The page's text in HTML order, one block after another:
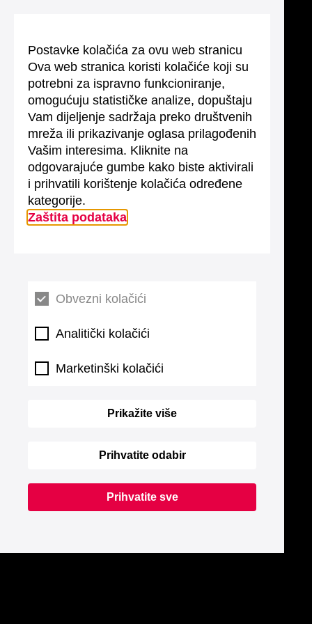
Postavke kolačića za ovu web stranicu
Ova web stranica koristi kolačiće koji su
potrebni za ispravno funkcioniranje,
omogućuju statističke analize, dopuštaju
Vam dijeljenje sadržaja preko društvenih
mreža ili prikazivanje oglasa prilagođenih
Vašim interesima. Kliknite na
odgovarajuće gumbe kako biste aktivirali
i prihvatili korištenje kolačića određene
kategorije.
Zaštita podataka
Obvezni kolačići
Analitički kolačići
Marketinški kolačići
Prikažite više
Prihvatite odabir
Prihvatite sve